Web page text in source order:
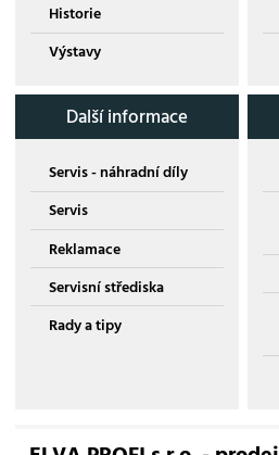
Historie
Výstavy
Další informace
Servis - náhradní díly
Servis
Reklamace
Servisní střediska
Rady a tipy